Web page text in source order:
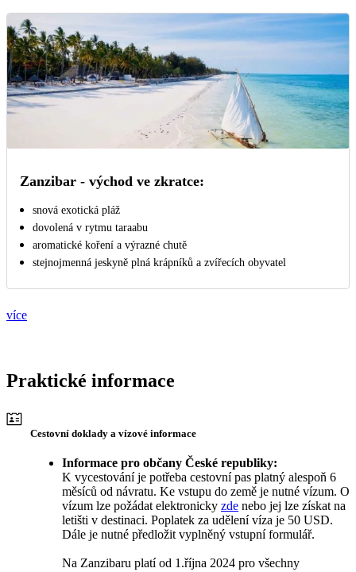
Zanzibar - východ ve zkratce:
snová exotická pláž
dovolená v rytmu taraabu
aromatické koření a výrazné chutě
stejnojmenná jeskyně plná krápníků a zvířecích obyvatel
více
Praktické informace
Cestovní doklady a vízové informace
Informace pro občany České republiky:
K vycestování je potřeba cestovní pas platný alespoň 6
měsíců od návratu. Ke vstupu do země je nutné vízum. O
vízum lze požádat elektronicky zde nebo jej lze získat na
letišti v destinaci. Poplatek za udělení víza je 50 USD.
Dále je nutné předložit vyplněný vstupní formulář.
Na Zanzibaru platí od 1.října 2024 pro všechny